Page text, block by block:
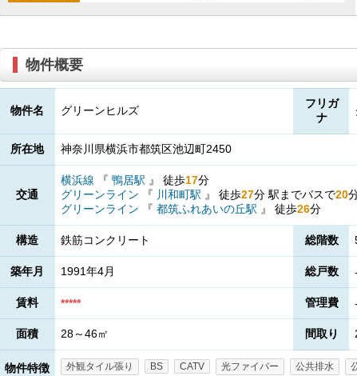
物件概要
物件名 グリーンヒルズ
フリガ
ナ
所在地 神奈川県横浜市都筑区池辺町2450
交通
横浜線 『 鴨居駅 』 徒歩17分
グリーンライン
『 川和町駅 』 徒歩27分駅までバスで20
グリーンライン
『 都筑ふれあいの丘駅 』 徒歩26分
構造 鉄筋コンクリート 総階数
築年月 1991年4月 総戸数
賃料 ***** 管理費
面積 28～46㎡ 間取り
物件特徴 外観タイル張り BS CATV 光ファイバー 公共排水